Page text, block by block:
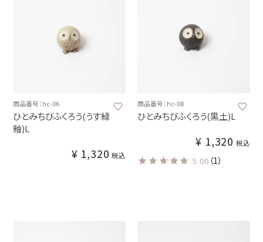
商品番号：hc-06
ひとみちびふくろう(うす緑
釉)L
¥ 1,320 税込
商品番号：hc-08
ひとみちびふくろう(黒土)L
¥ 1,320 税込
5.00 （1）